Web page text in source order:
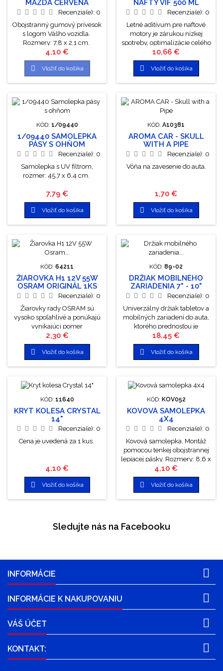
MAZDA ČERVENÁ
Recenzia(e): 0
Obojstranný gumový prívesok
s logom Vášho vozidla.
Rozmery: 7,8 x 2,1 cm.
Cena
4,10 €
 Vložiť do košíka
NAFTY VIF 500 ML
Recenzia(e): 0
Letné aditívum pre naftové
motory je zárukou nízkej
spotreby, optimalizácie celého
spaľovacieho procesu, čistoty
palivového systému.
Eliminuje vznik usadenín a
neželané hrdzavenie. Cena za
Cena
10,66 €
 Vložiť do košíka
KÓD: 1/09440
1/09440 SAMOLEPKA
PÁSY S OHŇOM
Recenzia(e): 0
Samolepka s UV filtrom,
rozmer: 45,7 x 6,4 cm.
Cena
7,79 €
 Vložiť do košíka
KÓD: A10381
AROMA CAR - SKULL
WITH A PIPE
Recenzia(e): 0
Vôňa na zavesenie do auta.
Cena
1,70 €
 Vložiť do košíka
KÓD: 64211
ŽIAROVKA H1 12V 55W
OSRAM ORIGINÁL 1KS
Recenzia(e): 0
Žiarovky rady OSRAM sú
vysoko spoľahlivé a ponúkajú
vynikajúci pomer
cena/výkon. Žiarovky OSRAM
sú dobrou voľbou pre
zákazníkov oceňujúcich
dobrú kvalitu.
Cena
2,30 €
 Vložiť do košíka
KÓD: 89-02
DRŽIAK MOBILNÉHO
ZARIADENIA 7" - 10"
Recenzia(e): 0
Univerzálny držiak tabletov a
mobilných zariadení do auta,
ktorého prednosťou je
predovšetkým veľká
univerzálnosť. Ľahko a rýchlo
sa upevní na opierku hlavy
alebo na čelné či bočné sklo.
filmov pasažierov na zadnom
sedadle. Dva držiaky v
jednom balení! S pákovou
prísavkou na okno. S úchytmi
na zadnú opierku hlavy.
Držiak...
Cena
18,45 €
 Vložiť do košíka
KÓD: 11640
KRYT KOLESA CRYSTAL
14"
Recenzia(e): 0
Cena je uvedená za 1 kus.
Cena
4,10 €
 Vložiť do košíka
KÓD: KOV052
KOVOVÁ SAMOLEPKA
4X4
Recenzia(e): 0
Kovová samolepka. Montáž
pomocou tenkej obojstrannej
lepiacej pásky. Rozmery: 8,6 x
3,5 cm
Cena
4,10 €
 Vložiť do košíka
Sledujte nás na Facebooku
INFORMÁCIE 
INFORMÁCIE K NAKUPOVANIU 
VÁŠ ÚČET 
KONTAKT: 